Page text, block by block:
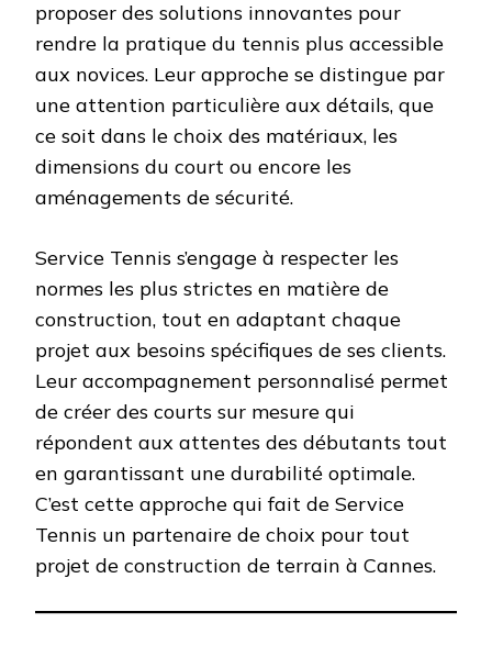
proposer des solutions innovantes pour
rendre la pratique du tennis plus accessible
aux novices. Leur approche se distingue par
une attention particulière aux détails, que
ce soit dans le choix des matériaux, les
dimensions du court ou encore les
aménagements de sécurité.
Service Tennis s’engage à respecter les
normes les plus strictes en matière de
construction, tout en adaptant chaque
projet aux besoins spécifiques de ses clients.
Leur accompagnement personnalisé permet
de créer des courts sur mesure qui
répondent aux attentes des débutants tout
en garantissant une durabilité optimale.
C’est cette approche qui fait de Service
Tennis un partenaire de choix pour tout
projet de construction de terrain à Cannes.